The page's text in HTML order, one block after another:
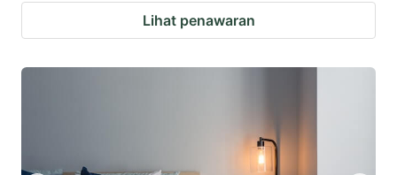
Lihat penawaran